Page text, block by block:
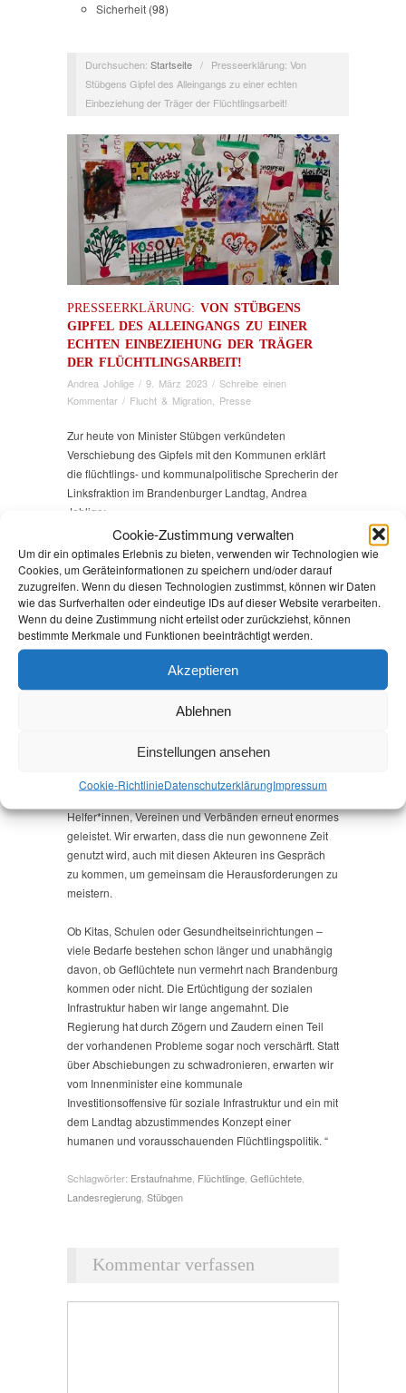
Cookie-Zustimmung verwalten
Um dir ein optimales Erlebnis zu bieten, verwenden wir Technologien wie
Cookies, um Geräteinformationen zu speichern und/oder darauf
zuzugreifen. Wenn du diesen Technologien zustimmst, können wir Daten
wie das Surfverhalten oder eindeutige IDs auf dieser Website verarbeiten.
Wenn du deine Zustimmung nicht erteilst oder zurückziehst, können
bestimmte Merkmale und Funktionen beeinträchtigt werden.
Akzeptieren
Ablehnen
Einstellungen ansehen
Cookie-RichtlinieDatenschutz­erklärungImpressum
Sicherheit (98)
Durchsuchen: Startseite /
Presseerklärung: Von
Stübgens Gipfel des Alleingangs zu einer echten
Einbeziehung der Träger der Flüchtlingsarbeit!
PRESSEERKLÄRUNG: VON STÜBGENS
GIPFEL DES ALLEINGANGS ZU EINER
ECHTEN EINBEZIEHUNG DER TRÄGER
DER FLÜCHTLINGSARBEIT!
Andrea Johlige / 9. März 2023 / Schreibe einen
Kommentar / Flucht & Migration Presse
Zur heute von Minister Stübgen verkündeten
Verschiebung des Gipfels mit den Kommunen erklärt
die flüchtlings- und kommunalpolitische Sprecherin der
Linksfraktion im Brandenburger Landtag, Andrea
Johlige:
„Die Verschiebung ist die notwendige Konsequenz der
unausgegorenen Vorschläge des Innenministers und
der Uneinigkeit der Koalition. Die Landesregierung hat
noch immer keine Linie, wie sie Kommunen tatsächlich
bei der Aufnahme von Geflüchteten unterstützt. Der
Innenminister hat sich mit seiner ‚Das Boot ist voll‘-
Rhetorik der vergangenen Wochen keinen Gefallen
getan. Er hätte die Zeit besser für seine eigenen
Hausaufgaben gehört, mit konkret betroffenen
vor Ort gerade einen großen Teil der Arbeit
wegschleppen. Während die Landesregierung noch
redet, wird von Kommunen und vielen ehrenamtlichen
Helfer*innen, Vereinen und Verbänden erneut enormes
geleistet. Wir erwarten, dass die nun gewonnene Zeit
genutzt wird, auch mit diesen Akteuren ins Gespräch
zu kommen, um gemeinsam die Herausforderungen zu
meistern.
Ob Kitas, Schulen oder Gesundheitseinrichtungen –
viele Bedarfe bestehen schon länger und unabhängig
davon, ob Geflüchtete nun vermehrt nach Brandenburg
kommen oder nicht. Die Ertüchtigung der sozialen
Infrastruktur haben wir lange angemahnt. Die
Regierung hat durch Zögern und Zaudern einen Teil
der vorhandenen Probleme sogar noch verschärft. Statt
über Abschiebungen zu schwadronieren, erwarten wir
vom Innenminister eine kommunale
Investitionsoffensive für soziale Infrastruktur und ein mit
dem Landtag abzustimmendes Konzept einer
humanen und vorausschauenden Flüchtlingspolitik. “
Schlagwörter: Erstaufnahme Flüchtlinge Geflüchtete
Landesregierung Stübgen
Kommentar verfassen